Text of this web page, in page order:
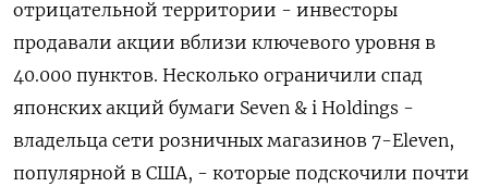
отрицательной территории - инвесторы
продавали акции вблизи ключевого уровня в
40.000 пунктов. Несколько ограничили спад
японских акций бумаги Seven & i Holdings -
владельца сети розничных магазинов 7-Eleven,
популярной в США, - которые подскочили почти